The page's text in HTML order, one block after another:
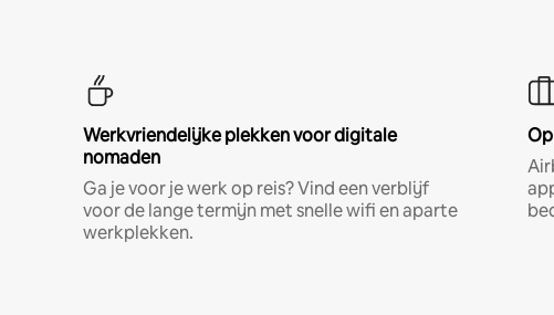
Werkvriendelijke plekken voor digitale
nomaden
Ga je voor je werk op reis? Vind een verblijf
voor de lange termijn met snelle wifi en aparte
werkplekken.